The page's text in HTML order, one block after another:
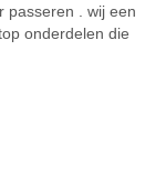
passeren . wij een
onderdelen die